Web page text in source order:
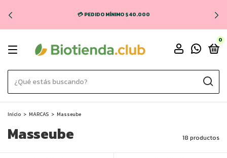
💳 PEDIDO MÍNIMO $40.000
0
Inicio > MARCAS > Masseube
Masseube 18 productos